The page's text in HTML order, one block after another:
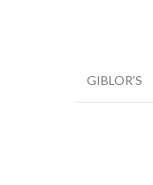
GIBLOR’S